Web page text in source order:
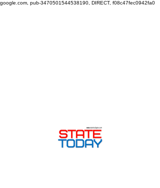
google.com, pub-3470501544538190, DIRECT, f08c47fec0942fa0